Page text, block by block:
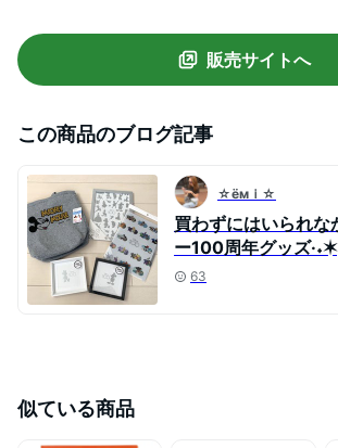
販売サイトへ
この商品のブログ記事
☆ёмｉ☆
買わずにはいられな
ー100周年グッズ·˖✶
63
似ている商品